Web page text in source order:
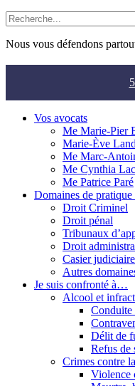
Nous vous défendons
Vos avocats
Me Marie-Pier
Marie-Ève
Me Marc-
Me Cynthia
Me Patrice Paré
Domaines de
Droit Criminel
Droit pénal
Tribunaux
Droit
Casier judiciaire
Autres
Je suis confronté à…
Alcool et
Conduite
Délit de
Refus de
Crimes contre
Violence